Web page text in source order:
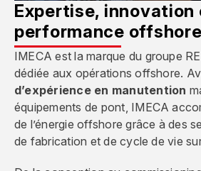
Expertise, innovation
performance offshore
IMECA est la marque du groupe
dédiée aux opérations offshore.
d’expérience en manutention
équipements de pont, IMECA
de l’énergie offshore grâce à des
de fabrication et de cycle de vie